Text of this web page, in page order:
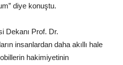
diye konuştu.
Dekanı Prof. Dr.
insanlardan daha akıllı hale
hakimiyetinin